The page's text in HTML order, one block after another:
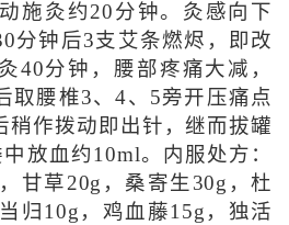
施灸约20分钟。灸感向下
分钟后3支艾条燃烬，即改
40分钟，腰部疼痛大减，
取腰椎3、4、5旁开压痛点
稍作拨动即出针，继而拔罐
放血约10ml。内服处方：
甘草20g，桑寄生30g，杜
归10g，鸡血藤15g，独活